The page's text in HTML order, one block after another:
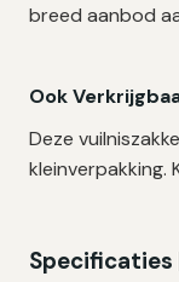
breed aanbod
Ook
Deze
kleinverpakking.
Specificaties